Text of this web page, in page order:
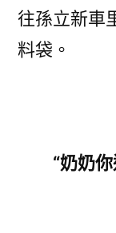
往孫立新車
料袋。
“奶奶你